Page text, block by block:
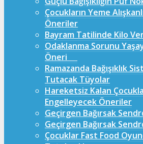
Çocukların Yeme
Öneriler
Bayram Tatilinde Kilo
Odaklanma Sorunu
Öneri
Ramazanda Bağışıklık
Tutacak Tüyolar
Hareketsiz Kalan
Engelleyecek Öneriler
Geçirgen Bağırsak
Geçirgen Bağırsak
Çocuklar Fast Food